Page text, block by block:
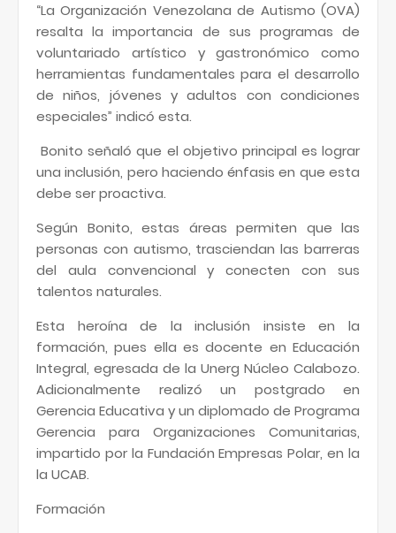
“La Organización Venezolana de Autismo (OVA)
resalta la importancia de sus programas de
voluntariado artístico y gastronómico como
herramientas fundamentales para el desarrollo
de niños, jóvenes y adultos con condiciones
especiales” indicó esta.
Bonito señaló que el objetivo principal es lograr
una inclusión, pero haciendo énfasis en que esta
debe ser proactiva.
Según Bonito, estas áreas permiten que las
personas con autismo, trasciendan las barreras
del aula convencional y conecten con sus
talentos naturales.
Esta heroína de la inclusión insiste en la
formación, pues ella es docente en Educación
Integral, egresada de la Unerg Núcleo Calabozo.
Adicionalmente realizó un postgrado en
Gerencia Educativa y un diplomado de Programa
Gerencia para Organizaciones Comunitarias,
impartido por la Fundación Empresas Polar, en la
la UCAB.
Formación